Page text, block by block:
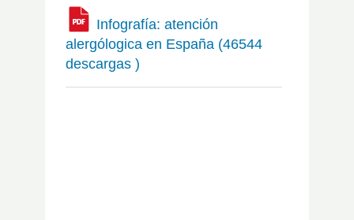
Infografía: atención
alergólogica en España (46544
descargas )